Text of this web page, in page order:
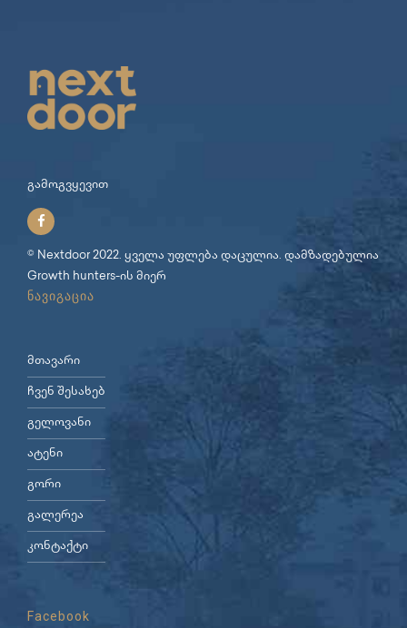
გამოგვყევით
© Nextdoor 2022. ყველა უფლება დაცულია. დამზადებულია
Growth hunters-ის მიერ
ნავიგაცია
მთავარი
ჩვენ შესახებ
გელოვანი
ატენი
გორი
გალერეა
კონტაქტი
Facebook